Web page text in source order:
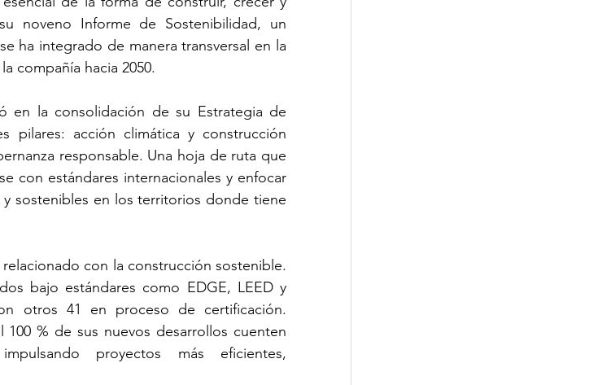
noveno Informe de Sostenibilidad, un
ha integrado de manera transversal en la
compañía hacia 2050.
en la consolidación de su Estrategia de
pilares: acción climática y construcción
responsable. Una hoja de ruta que
con estándares internacionales y enfocar
sostenibles en los territorios donde tiene
con la construcción sostenible.
bajo estándares como EDGE, LEED y
otros 41 en proceso de certificación.
% de sus nuevos desarrollos cuenten
proyectos más eficientes,